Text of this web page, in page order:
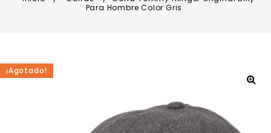
Para Hombre Color Gris
¡Agotado!